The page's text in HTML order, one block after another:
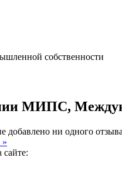
собственности
МИПС,
ни одного
»